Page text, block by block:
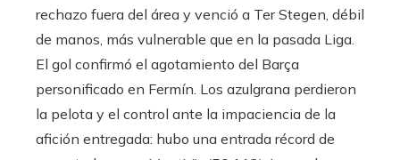
rechazo fuera del área y venció a Ter Stegen, débil
de manos, más vulnerable que en la pasada Liga.
El gol confirmó el agotamiento del Barça
personificado en Fermín. Los azulgrana perdieron
la pelota y el control ante la impaciencia de la
afición entregada: hubo una entrada récord de